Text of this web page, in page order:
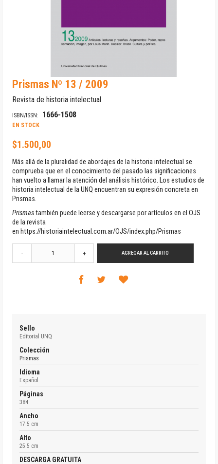
Saltar
al
comienzo
de
la
galería
de
Prismas Nº 13 / 2009
Revista de historia intelectual
ISBN/ISSN: 1666-1508
EN STOCK
$1.500,00
Más allá de la pluralidad de abordajes de la historia intelectual se
comprueba que en el conocimiento del pasado las significaciones
han vuelto a llamar la atención del análisis histórico. Los estudios de
historia intelectual de la UNQ encuentran su expresión concreta en
Prismas.
Prismastambién puede leerse y descargarse por artículos en el OJS
de la revista
en https://historiaintelectual.com.ar/OJS/index.php/Prismas
- + AGREGAR AL CARRITO
Sello
Editorial UNQ
Colección
Prismas
Idioma
Español
Páginas
384
Ancho
17.5 cm
Alto
25.5 cm
DESCARGA GRATUITA